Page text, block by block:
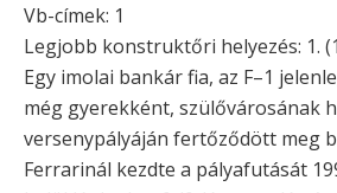
Vb-címek: 1
Legjobb konstruktőri helyezés: 1.
Egy imolai bankár fia, az F–1
még gyerekként, szülővárosának
versenypályáján fertőződött meg
Ferrarinál kezdte a pályafutását